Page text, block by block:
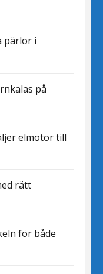
pärlor i
på
elmotor till
rätt
för både